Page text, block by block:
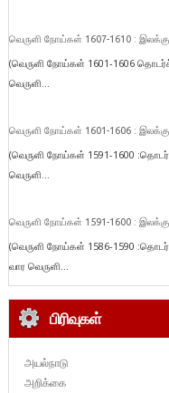
வெருளி நோய்கள் 1607-1610 :
(வெருளி நோய்கள் 1601-1606
வெருளி...
வெருளி நோய்கள் 1601-1606 :
(வெருளி நோய்கள் 1591-1600
வெருளி...
வெருளி நோய்கள் 1591-1600 :
(வெருளி நோய்கள் 1586-1590
வார வெருளி...
பிரிவுகள்
அயல்நாடு
அறிக்கை